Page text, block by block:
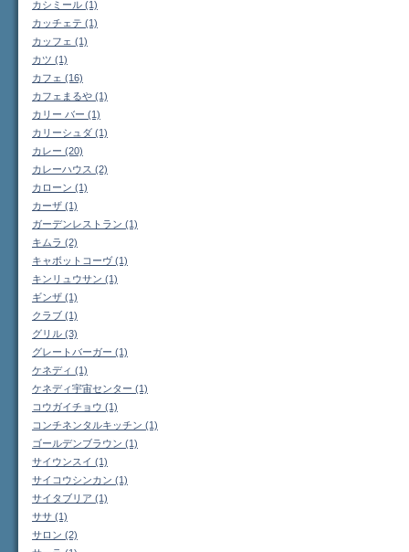
カシミール (1)
カッチェテ (1)
カッフェ (1)
カツ (1)
カフェ (16)
カフェまるや (1)
カリー バー (1)
カリーシュダ (1)
カレー (20)
カレーハウス (2)
カローン (1)
カーザ (1)
ガーデンレストラン (1)
キムラ (2)
キャボットコーヴ (1)
キンリュウサン (1)
ギンザ (1)
クラブ (1)
グリル (3)
グレートバーガー (1)
ケネディ (1)
ケネディ宇宙センター (1)
コウガイチョウ (1)
コンチネンタルキッチン (1)
ゴールデンブラウン (1)
サイウンスイ (1)
サイコウシンカン (1)
サイタブリア (1)
ササ (1)
サロン (2)